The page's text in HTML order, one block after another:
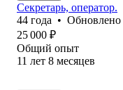
Секретарь, оператор.
44 года • Обновлено
25 000 ₽
Общий опыт
11 лет 8 месяцев